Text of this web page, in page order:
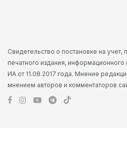
Свидетельство о постановке на
печатного издания,
ИА от 11.08.2017 года. Мнение
мнением авторов и комментаторов